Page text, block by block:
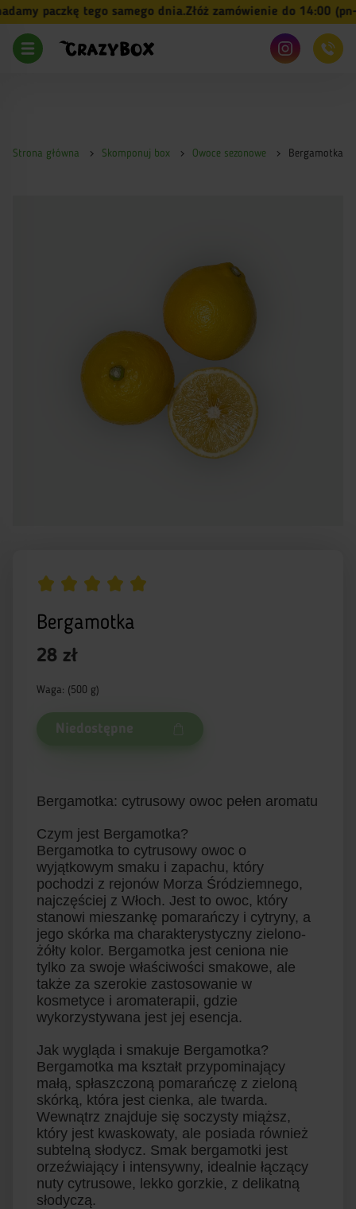
paczkę tego samego dnia.Złóż zamówienie do 14:00 (pn-
Strona główna Skomponuj box Owoce sezonowe Bergamotka
Bergamotka
28 zł
Waga: (500 g)
Niedostępne
Bergamotka: cytrusowy owoc pełen aromatu
Czym jest Bergamotka?
Bergamotka to cytrusowy owoc o
wyjątkowym smaku i zapachu, który
pochodzi z rejonów Morza Śródziemnego,
najczęściej z Włoch. Jest to owoc, który
stanowi mieszankę pomarańczy i cytryny, a
jego skórka ma charakterystyczny zielono-
żółty kolor. Bergamotka jest ceniona nie
tylko za swoje właściwości smakowe, ale
także za szerokie zastosowanie w
kosmetyce i aromaterapii, gdzie
wykorzystywana jest jej esencja.
Jak wygląda i smakuje Bergamotka?
Bergamotka ma kształt przypominający
małą, spłaszczoną pomarańczę z zieloną
skórką, która jest cienka, ale twarda.
Wewnątrz znajduje się soczysty miąższ,
który jest kwaskowaty, ale posiada również
subtelną słodycz. Smak bergamotki jest
orzeźwiający i intensywny, idealnie łączący
nuty cytrusowe, lekko gorzkie, z delikatną
słodyczą.